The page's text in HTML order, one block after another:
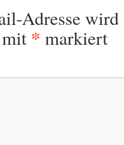
Adresse
* markiert